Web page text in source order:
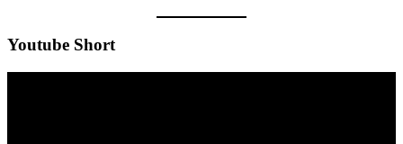
Youtube Short